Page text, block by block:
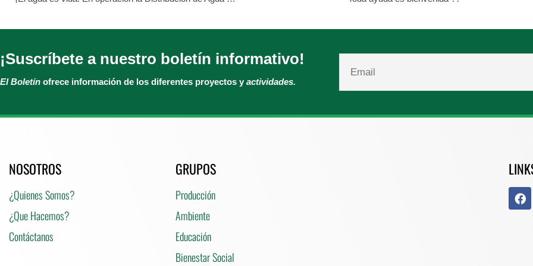
¡Suscríbete a nuestro boletín informativo!
El Boletín ofrece información de los diferentes proyectos y actividades.
NOSOTROS
¿Quienes Somos?
¿Que Hacemos?
Contáctanos
GRUPOS
Producción
Ambiente
Educación
Bienestar Social